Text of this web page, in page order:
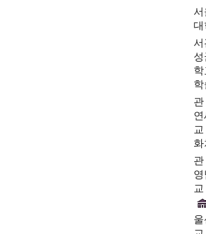
서
대
서
성
학
학
관
연
화
관
영
울